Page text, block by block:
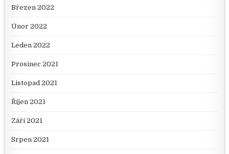
Březen 2022
Únor 2022
Leden 2022
Prosinec 2021
Listopad 2021
Říjen 2021
Září 2021
Srpen 2021